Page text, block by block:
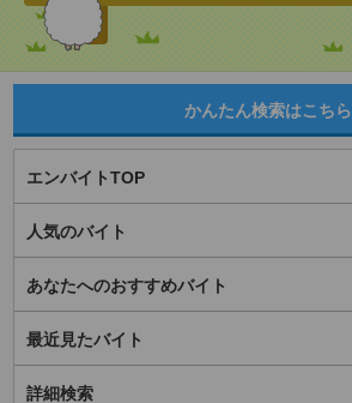
かんたん検索はこちら
エンバイトTOP
人気のバイト
あなたへのおすすめバイト
最近見たバイト
詳細検索